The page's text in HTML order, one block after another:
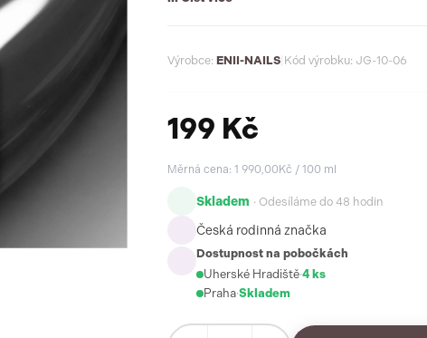
Výrobce: ENII-NAILS Kód výrobku: JG-10-06
199 Kč
Měrná cena: 1 990,00Kč / 100 ml
Skladem · Odesíláme do 48 hodin
Česká rodinná značka
Dostupnost na pobočkách
Uherské Hradiště·4 ks
Praha·Skladem